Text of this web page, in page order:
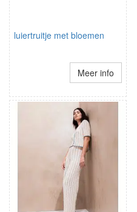
luiertruitje met bloemen
Meer info